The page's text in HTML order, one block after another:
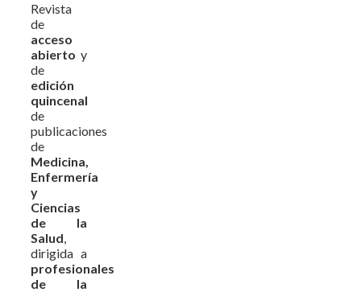
Revista
de
acceso
abierto y
de
edición
quincenal
de
publicaciones
de
Medicina,
Enfermería
y
Ciencias
de la
Salud,
dirigida a
profesionales
de la